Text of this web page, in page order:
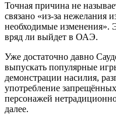
Точная причина не
связано «из-за нежелания
необходимые изменения».
вряд ли выйдет в ОАЭ.
Уже достаточно давно
выпускать популярные
демонстрации насилия,
употребление
персонажей
далее.